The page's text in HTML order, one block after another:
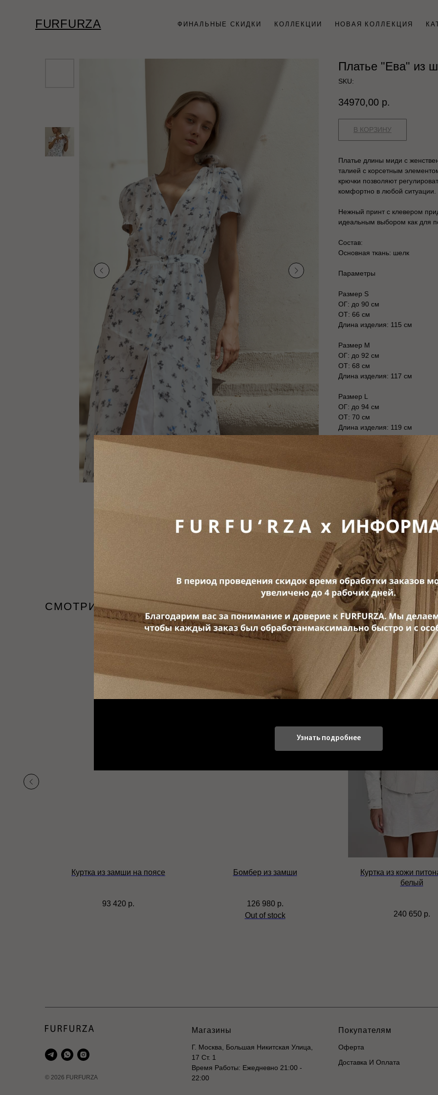
FURFURZA ФИНАЛЬНЫЕ СКИДКИ КОЛЛЕКЦИИ НОВАЯ КОЛЛЕКЦИЯ
Платье "Ева" из
SKU:
34970,00 р.
В КОРЗИНУ
Платье длины миди с
талией с корсетным
крючки позволяют
комфортно в любой ситуации.
Нежный принт с клевером
идеальным выбором как для
Состав:
Основная ткань: шелк
Параметры
Размер S
ОГ: до 90 см
ОТ: 66 см
Длина изделия: 115 см
Размер М
ОГ: до 92 см
ОТ: 68 см
Длина изделия: 117 см
Размер L
ОГ: до 94 см
ОТ: 70 см
Длина изделия: 119 см
Сделано в России.
Доступно к покупке в
Для получения более
удобным для вас способом:
позвоните по телефону
напишите вWhatsapp
Если у вас остались вопросы,
СМОТРИТЕ ТАКЖЕ
Куртка из замши на поясе
93 420 р.
Бомбер из замши
126 980 р.
Out of stock
Куртка из кожи
белый
240 650 р.
© 2026 FURFURZA
Магазины
Г. Москва, Большая Никитская Улица,
17 Ст. 1
Время Работы: Ежедневно 21:00 -
22:00
Покупателям
Оферта
Доставка И Оплата
Узнать подробнее